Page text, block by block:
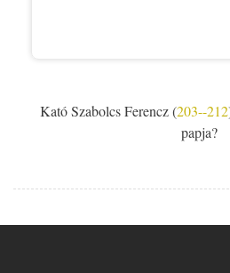
Kató Szabolcs Ferencz (203--212
papja?